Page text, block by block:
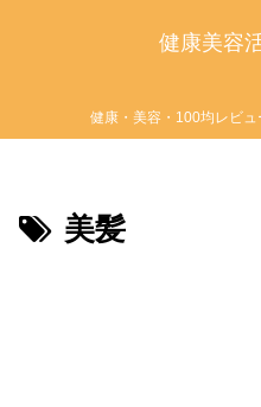
健康美容
健康・美容・100均レビ
美髪